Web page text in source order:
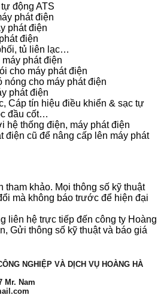
động ATS
phát điện
phát điện
điện
tủ liên lạc…
phát điện
cho máy phát điện
nóng cho máy phát điện
phát điện
Cáp tín hiệu điều khiển & sạc tự
đầu cốt…
hệ thống điện, máy phát điện
điện cũ để nâng cấp lên máy phát
tham khảo. Mọi thông số kỹ thuật
mà không báo trước để hiện đại
liên hệ trực tiếp đến công ty Hoàng
Gửi thông số kỹ thuật và báo giá
NGHIỆP VÀ DỊCH VỤ HOÀNG HÀ
Mr. Nam